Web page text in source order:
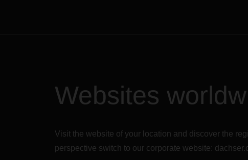
Websites
Visit the website of your location and discover the
perspective switch to our corporate website: